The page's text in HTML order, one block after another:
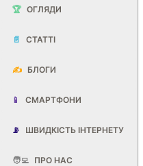
🏆 ОГЛЯДИ
📄 СТАТТІ
✍️ БЛОГИ
📱 СМАРТФОНИ
📡 ШВИДКІСТЬ ІНТЕРНЕТУ
🧑‍💻 ПРО НАС